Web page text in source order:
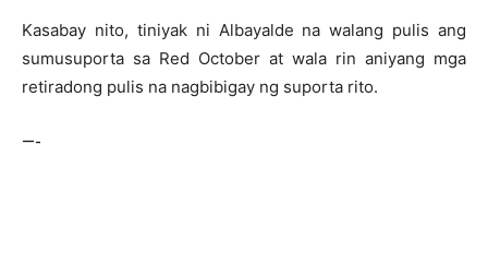
Kasabay nito, tiniyak ni Albayalde na walang pulis ang
sumusuporta sa Red October at wala rin aniyang mga
retiradong pulis na nagbibigay ng suporta rito.
—-